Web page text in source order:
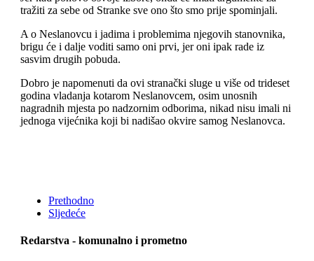
tražiti za sebe od Stranke sve ono što smo prije spominjali.
A o Neslanovcu i jadima i problemima njegovih stanovnika,
brigu će i dalje voditi samo oni prvi, jer oni ipak rade iz
sasvim drugih pobuda.
Dobro je napomenuti da ovi stranački sluge u više od trideset
godina vladanja kotarom Neslanovcem, osim unosnih
nagradnih mjesta po nadzornim odborima, nikad nisu imali ni
jednoga vijećnika koji bi nadišao okvire samog Neslanovca.
Prethodno
Sljedeće
Redarstva - komunalno i prometno